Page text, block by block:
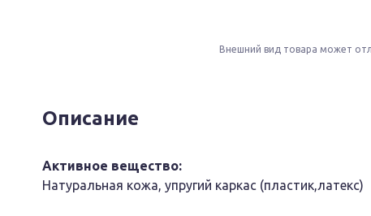
Внешний вид товара может
Описание
Активное вещество:
Натуральная кожа, упругий каркас (пластик,латекс)